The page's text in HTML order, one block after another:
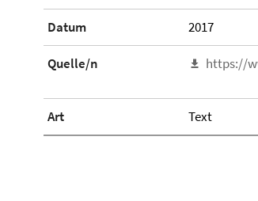
Datum 2017
Quelle/n https://
Art Text